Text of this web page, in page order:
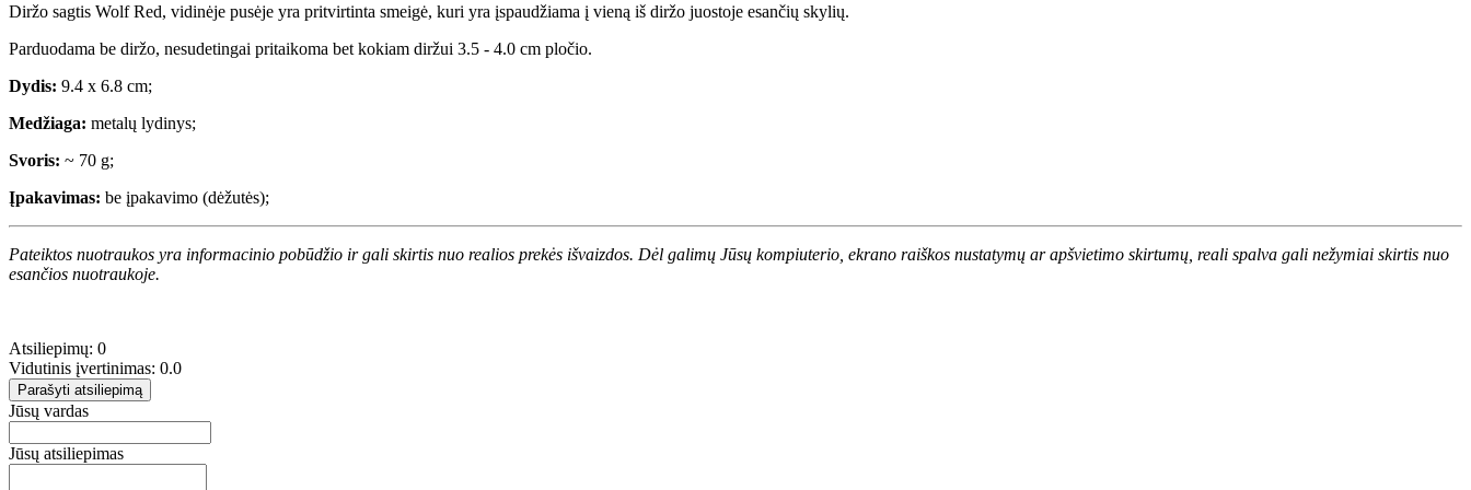
Diržo sagtis Wolf Red, vidinėje pusėje yra pritvirtinta smeigė, kuri yra įspaudžiama į vieną iš diržo juostoje esančių skylių.
Parduodama be diržo, nesudetingai pritaikoma bet kokiam diržui 3.5 - 4.0 cm pločio.
Dydis: 9.4 x 6.8 cm;
Medžiaga: metalų lydinys;
Svoris: ~ 70 g;
Įpakavimas: be įpakavimo (dėžutės);
Pateiktos nuotraukos yra informacinio pobūdžio ir gali skirtis nuo realios prekės išvaizdos. Dėl galimų Jūsų kompiuterio, ekrano raiškos nustatymų ar apšvietimo skirtumų, reali spalva gali nežymiai skirtis nuo
esančios nuotraukoje.
Atsiliepimų: 0
Vidutinis įvertinimas: 0.0
Parašyti atsiliepimą
Jūsų vardas
Jūsų atsiliepimas